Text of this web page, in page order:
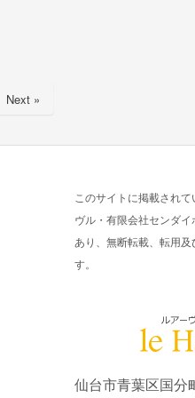
Next »
このサイトに掲載され
ヴル・有限会社センダ
あり、無断転載、転用
す。
仙台市青葉区国分